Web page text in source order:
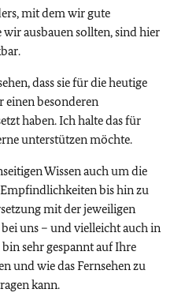
mit dem wir gute
ausbauen sollten, sind hier
dass sie für die heutige
einen besonderen
haben. Ich halte das für
unterstützen möchte.
Wissen auch um die
bis hin zu
mit der jeweiligen
uns – und vielleicht auch in
sehr gespannt auf Ihre
und wie das Fernsehen zu
kann.